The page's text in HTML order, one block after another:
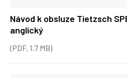
Návod k obsluze Tietzsch
anglický
(PDF, 1.7 MB)